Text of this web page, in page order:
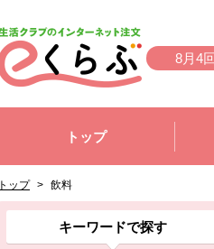
8月4
トップ
トップ > 飲料
ここから消費材検索メニューです。
キーワードで探す
消費材検索メニューここまで。
ここから本文です。
ここから組合員向けメニューです。
組合員向けメニューここまで。
ここから本文です。